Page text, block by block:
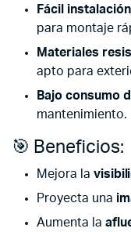
Fácil instalación
para montaje
Materiales
apto para
Bajo consumo
mantenimiento.
🎯 Beneficios:
Mejora la
Proyecta una
Aumenta la